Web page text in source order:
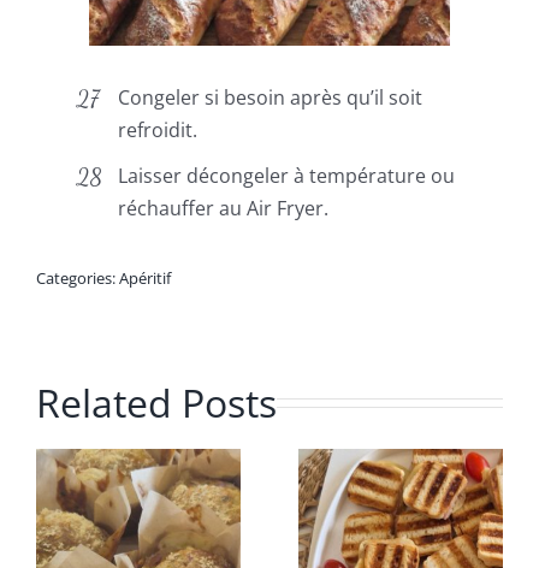
Congeler si besoin après qu’il soit
refroidit.
Laisser décongeler à température ou
réchauffer au Air Fryer.
Categories:Apéritif
Related Posts